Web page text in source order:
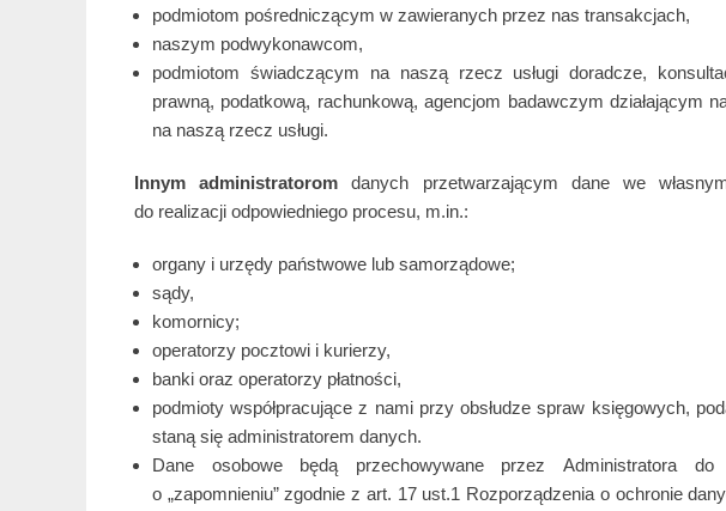
podmiotom pośredniczącym w zawieranych przez nas transakcjach,
naszym podwykonawcom,
podmiotom świadczącym na naszą rzecz usługi doradcze,
prawną, podatkową, rachunkową, agencjom badawczym działającym
na naszą rzecz usługi.
Innym administratoromdanych przetwarzającym dane we
do realizacji odpowiedniego procesu, m.in.:
organy i urzędy państwowe lub samorządowe;
sądy,
komornicy;
operatorzy pocztowi i kurierzy,
banki oraz operatorzy płatności,
podmioty współpracujące z nami przy obsłudze spraw księgowych,
staną się administratorem danych.
Dane osobowe będą przechowywane przez Administratora do
o „zapomnieniu” zgodnie z art. 17 ust.1 Rozporządzenia o ochronie